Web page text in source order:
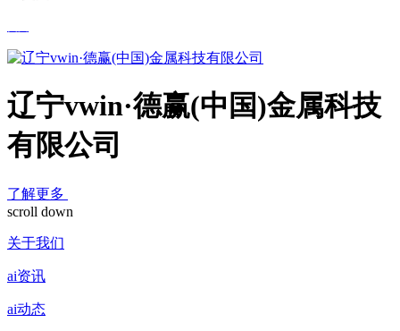
辽宁vwin·德赢(中国)金属科技
有限公司
了解更多
scroll down
关于我们
ai资讯
ai动态